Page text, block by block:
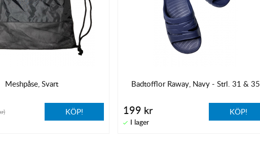
Meshpåse, Svart
KÖP!
Badtofflor Raway, Navy - Strl. 31 & 35
199 kr KÖP!